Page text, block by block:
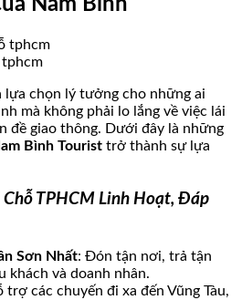
tphcm
lựa chọn lý tưởng cho những ai
mà không phải lo lắng về việc lái
đề giao thông. Dưới đây là những
Bình Tourist trở thành sự lựa
Chỗ TPHCM Linh Hoạt, Đáp
Sơn Nhất: Đón tận nơi, trả tận
khách và doanh nhân.
trợ các chuyến đi xa đến Vũng Tàu,